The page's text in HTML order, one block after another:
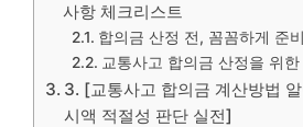
사항 체크리스트
합의금 산정 전, 꼼꼼하게 준
교통사고 합의금 산정을 위
3. [교통사고 합의금 계산방법
시액 적절성 판단 실전]